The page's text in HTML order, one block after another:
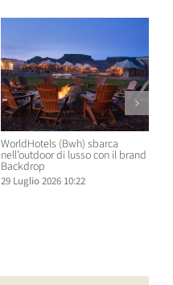
WorldHotels (Bwh) sbarca
nell’outdoor di lusso con il brand
Backdrop
29 Luglio 2026 10:22